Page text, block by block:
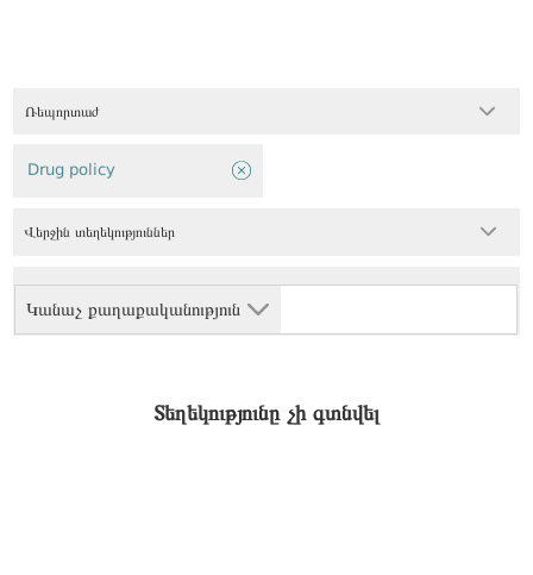
Ռեպորտաժ
Կանաչ քաղաքականություն
Drug policy
Վերջին տեղեկություններ
Տեղեկությունը չի գտնվել